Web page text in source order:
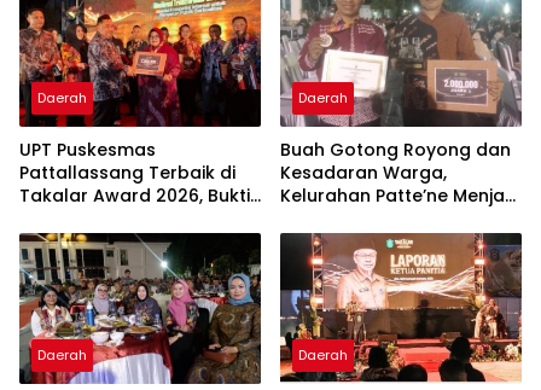
Daerah
UPT Puskesmas
Pattallassang Terbaik di
Takalar Award 2026, Bukti
Pelayanan Kesehatan
Berkualitas
Daerah
Buah Gotong Royong dan
Kesadaran Warga,
Kelurahan Patte’ne Menjadi
2026
Daerah Daerah